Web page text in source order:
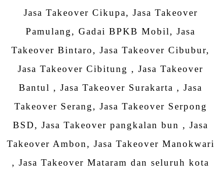
Jasa Takeover Cikupa, Jasa Takeover
Pamulang, Gadai BPKB Mobil, Jasa
Takeover Bintaro, Jasa Takeover Cibubur,
Jasa Takeover Cibitung , Jasa Takeover
Bantul , Jasa Takeover Surakarta , Jasa
Takeover Serang, Jasa Takeover Serpong
BSD, Jasa Takeover pangkalan bun , Jasa
Takeover Ambon, Jasa Takeover Manokwari
, Jasa Takeover Mataram dan seluruh kota